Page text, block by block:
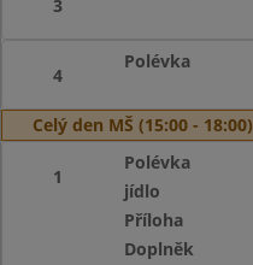
3
4
Polévka
Celý den MŠ (15:00 - 18:00)
1
Polévka
jídlo
Příloha
Doplněk